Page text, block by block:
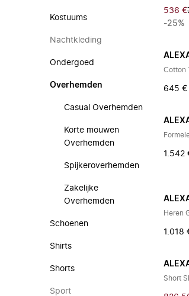
Kostuums
Nachtkleding
Ondergoed
Overhemden
Casual Overhemden
Korte mouwen
Overhemden
Spijkeroverhemden
Zakelijke
Overhemden
Schoenen
Shirts
Shorts
Sport
536 €
-25%
Cotton
645 €
1.542
Heren
1.018
Short